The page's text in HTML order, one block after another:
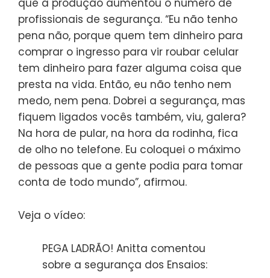
que a produção aumentou o número de
profissionais de segurança. “Eu não tenho
pena não, porque quem tem dinheiro para
comprar o ingresso para vir roubar celular
tem dinheiro para fazer alguma coisa que
presta na vida. Então, eu não tenho nem
medo, nem pena. Dobrei a segurança, mas
fiquem ligados vocês também, viu, galera?
Na hora de pular, na hora da rodinha, fica
de olho no telefone. Eu coloquei o máximo
de pessoas que a gente podia para tomar
conta de todo mundo”, afirmou.
Veja o vídeo:
PEGA LADRÃO! Anitta comentou
sobre a segurança dos Ensaios: